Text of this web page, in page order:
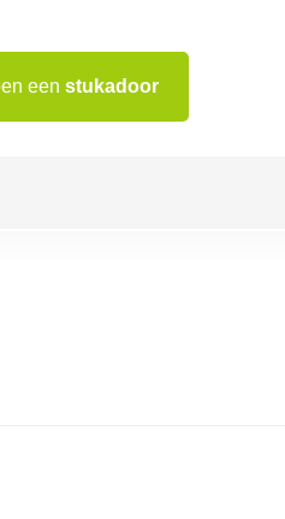
een stukadoor